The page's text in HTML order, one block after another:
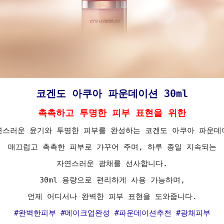
코겐도 아쿠아 파운데이션 30ml
촉촉하고 투명한 피부 표현을 위한
스러운 윤기와 투명한 피부를 완성하는 코겐도 아쿠아 파운데
매끄럽고 촉촉한 피부로 가꾸어 주며, 하루 종일 지속되는
자연스러운 광채를 선사합니다.
30ml 용량으로 편리하게 사용 가능하며,
언제 어디서나 완벽한 피부 표현을 도와줍니다.
#완벽한피부 #메이크업완성 #파운데이션추천 #광채피부